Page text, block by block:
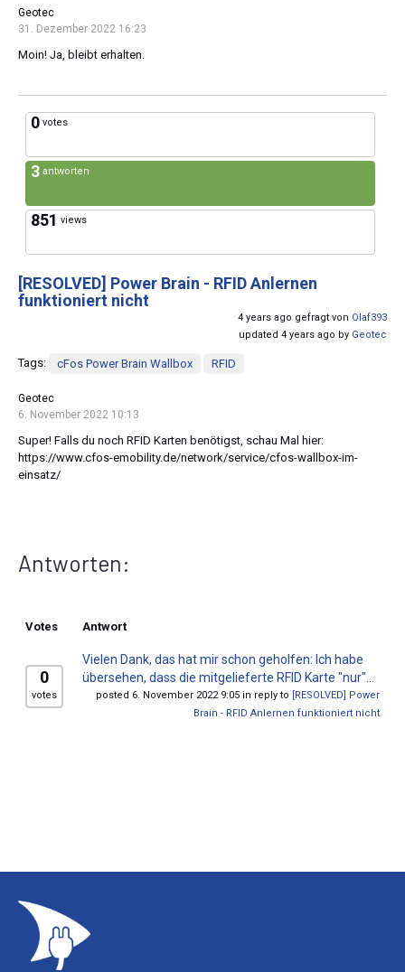
Geotec
31. Dezember 2022 16:23
Moin! Ja, bleibt erhalten.
0 votes
3 antworten
851 views
[RESOLVED] Power Brain - RFID Anlernen
funktioniert nicht
4 years ago gefragt von Olaf393
updated 4 years ago by Geotec
Tags: cFos Power Brain Wallbox RFID
Geotec
6. November 2022 10:13
Super! Falls du noch RFID Karten benötigst, schau Mal hier:
https://www.cfos-emobility.de/network/service/cfos-wallbox-im-
einsatz/
Antworten:
Votes Antwort
0
votes
Vielen Dank, das hat mir schon geholfen: Ich habe
übersehen, dass die mitgelieferte RFID Karte "nur"...
posted 6. November 2022 9:05 in reply to [RESOLVED] Power
Brain - RFID Anlernen funktioniert nicht